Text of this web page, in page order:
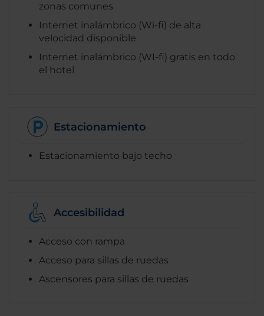
zonas comunes
Internet inalámbrico (Wi-fi) de alta
velocidad disponible
Internet inalámbrico (WI-fi) gratis en todo
el hotel
Estacionamiento
Estacionamiento bajo techo
Accesibilidad
Acceso con rampa
Acceso para sillas de ruedas
Ascensores para sillas de ruedas